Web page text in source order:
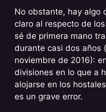
No obstante, hay algo
claro al respecto de los
sé de primera mano
durante casi dos años
noviembre de 2016):
divisiones en lo que a
alojarse en los
es un grave error.